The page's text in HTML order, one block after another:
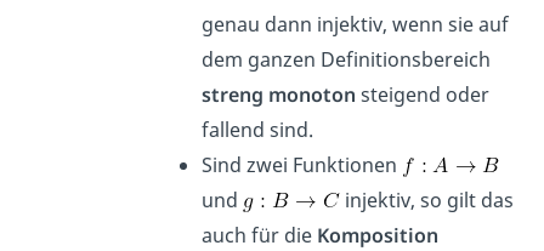
genau dann injektiv, wenn sie auf
dem ganzen Definitionsbereich
streng monoton steigend oder
fallend sind.
Sind zwei Funktionen
und
injektiv, so gilt das
auch für die Komposition